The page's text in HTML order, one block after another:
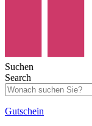
Suchen
Search
Gutschein